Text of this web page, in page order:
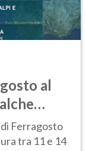
al
Ferragosto
tra 11 e 14